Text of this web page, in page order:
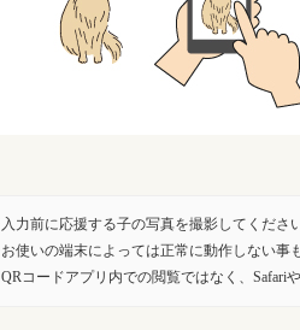
入力前に応援する子の写真を撮影してくださ
お使いの端末によっては正常に動作しない事
QRコードアプリ内での閲覧ではなく、Safari